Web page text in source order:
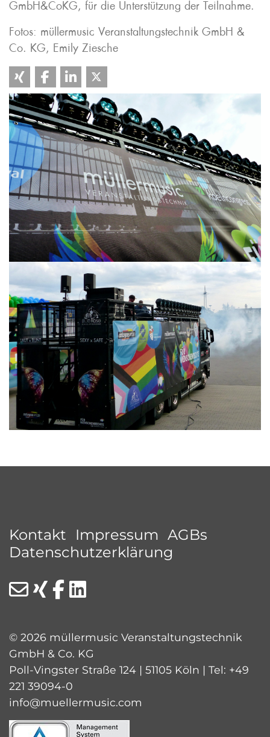
GmbH&CoKG, für die Unterstützung der Teilnahme.
Fotos: müllermusic Veranstaltungstechnik GmbH &
Co. KG, Emily Ziesche
Kontakt Impressum AGBs
Datenschutzerklärung
© 2026 müllermusic Veranstaltungstechnik
GmbH & Co. KG
Poll-Vingster Straße 124 | 51105 Köln | Tel: +49
221 39094-0
info@muellermusic.com